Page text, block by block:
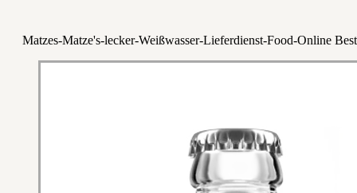
Matzes-Matze's-lecker-Weißwasser-Lieferdienst-Food-Online